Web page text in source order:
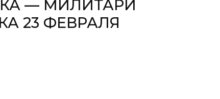
— МИЛИТАРИ
23 ФЕВРАЛЯ